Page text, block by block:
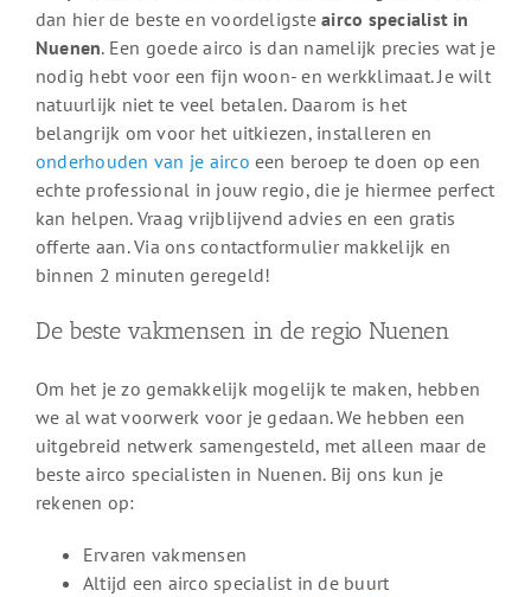
dan hier de beste en voordeligsteairco specialist in
Nuenen. Een goede airco is dan namelijk precies wat je
nodig hebt voor een fijn woon- en werkklimaat. Je wilt
natuurlijk niet te veel betalen. Daarom is het
belangrijk om voor het uitkiezen, installeren en
onderhouden van je airco een beroep te doen op een
echte professional in jouw regio, die je hiermee perfect
kan helpen. Vraag vrijblijvend advies en een gratis
offerte aan. Via ons contactformulier makkelijk en
binnen 2 minuten geregeld!
De beste vakmensen in de regio Nuenen
Om het je zo gemakkelijk mogelijk te maken, hebben
we al wat voorwerk voor je gedaan. We hebben een
uitgebreid netwerk samengesteld, met alleen maar de
beste airco specialisten in Nuenen. Bij ons kun je
rekenen op:
Ervaren vakmensen
Altijd een airco specialist in de buurt